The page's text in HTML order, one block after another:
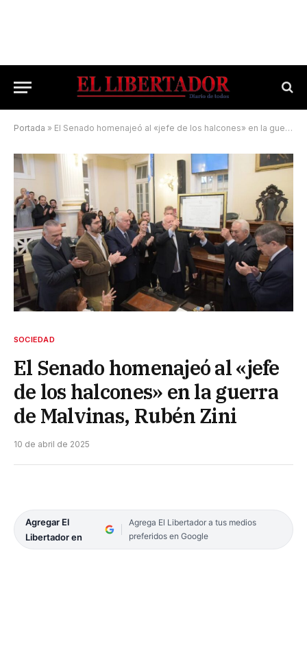
Portada » El Senado homenajeó al «jefe de los halcones» en la guerra de Malvinas, Rubén Zini
SOCIEDAD
El Senado homenajeó al «jefe
de los halcones» en la guerra
de Malvinas, Rubén Zini
10 de abril de 2025
Agregar El
Libertador en
Agrega El Libertador a tus medios
preferidos en Google